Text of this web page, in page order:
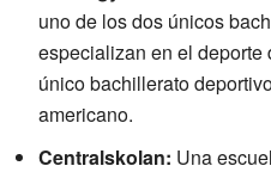
uno de los dos únicos
especializan en el deporte
único bachillerato
americano.
Centralskolan: Una